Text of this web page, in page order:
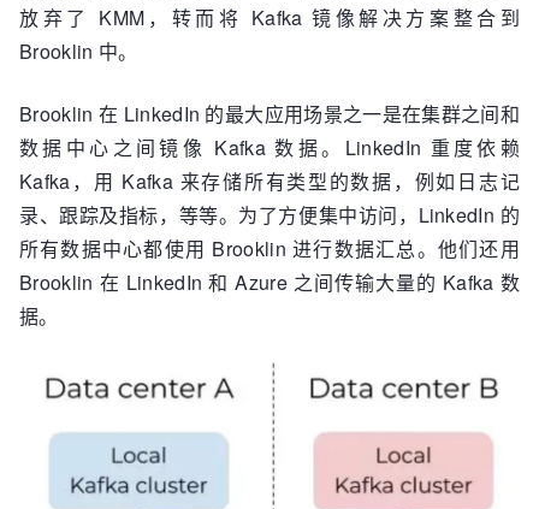
放弃了 KMM，转而将 Kafka 镜像解决方案整合到
Brooklin 中。
Brooklin 在 LinkedIn 的最大应用场景之一是在集群之间和
数据中心之间镜像 Kafka 数据。LinkedIn 重度依赖
Kafka，用 Kafka 来存储所有类型的数据，例如日志记
录、跟踪及指标，等等。为了方便集中访问，LinkedIn 的
所有数据中心都使用 Brooklin 进行数据汇总。他们还用
Brooklin 在 LinkedIn 和 Azure 之间传输大量的 Kafka 数
据。